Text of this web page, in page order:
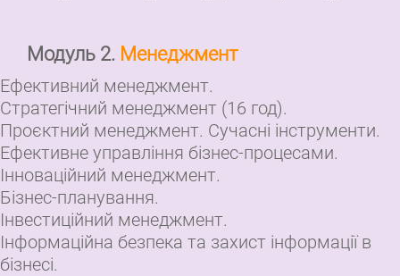
Модуль 2. Менеджмент
Ефективний менеджмент.
Стратегічний менеджмент (16 год).
Проєктний менеджмент. Сучасні інструменти.
Ефективне управління бізнес-процесами.
Інноваційний менеджмент.
Бізнес-планування.
Інвестиційний менеджмент.
Інформаційна безпека та захист інформації в
бізнесі.